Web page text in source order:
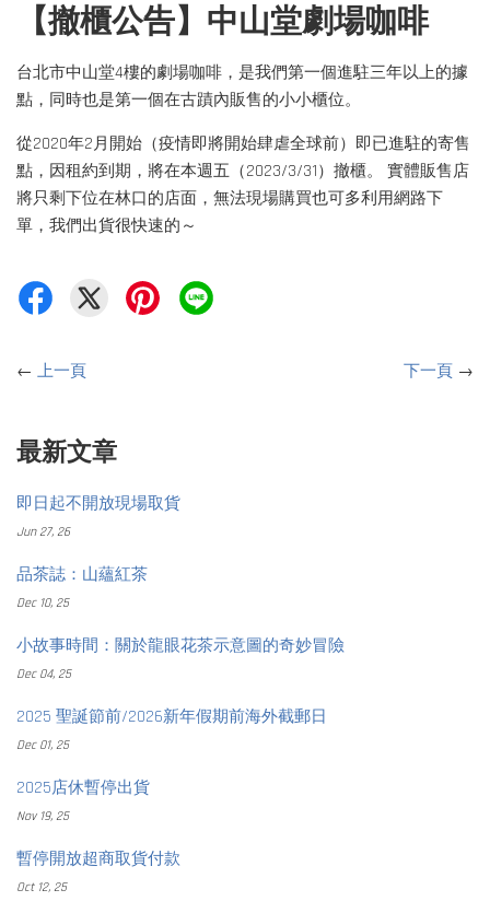
【撤櫃公告】中山堂劇場咖啡
台北市中山堂4樓的劇場咖啡，是我們第一個進駐三年以上的據
點，同時也是第一個在古蹟內販售的小小櫃位。
從2020年2月開始（疫情即將開始肆虐全球前）即已進駐的寄售
點，因租約到期，將在本週五（2023/3/31）撤櫃。 實體販售店
將只剩下位在林口的店面，無法現場購買也可多利用網路下
單，我們出貨很快速的～
← 上一頁 下一頁 →
最新文章
即日起不開放現場取貨
Jun 27, 26
品茶誌：山蘊紅茶
Dec 10, 25
小故事時間：關於龍眼花茶示意圖的奇妙冒險
Dec 04, 25
2025 聖誕節前/2026新年假期前海外截郵日
Dec 01, 25
2025店休暫停出貨
Nov 19, 25
暫停開放超商取貨付款
Oct 12, 25